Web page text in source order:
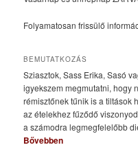
Folyamatosan frissülő
BEMUTATKOZÁS
Sziasztok, Sass Erika, Sasó
igyekszem megmutatni, hogy
rémisztőnek tűnik is a tiltások
az ételekhez fűződő
a számodra legmegfelelőbb
Bővebben